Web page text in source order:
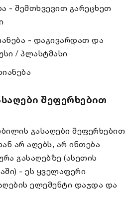
- შემთხვევით გარეცხეთ
- დაგივარდათ და
/ პლასტმასი
შეფერხებით
გასაღები შეფერხებით
არ აღებს, არ ინთება
გასაღებზე (ასეთის
- ეს ყველაფერი
ელემენტი დაჯდა და